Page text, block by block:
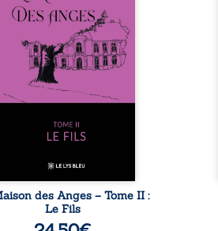
seulement un inconnu
rôde autour du domaine
dont Firmin, le fidèle
redoute les
le passé encombrant
Eustache, la
familiale, mais
Mais comment
cet enfant avant
des Anges – Tome II :
Le Fils